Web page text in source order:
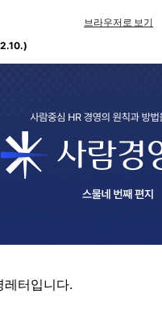
브라우저로 보기
터입니다.